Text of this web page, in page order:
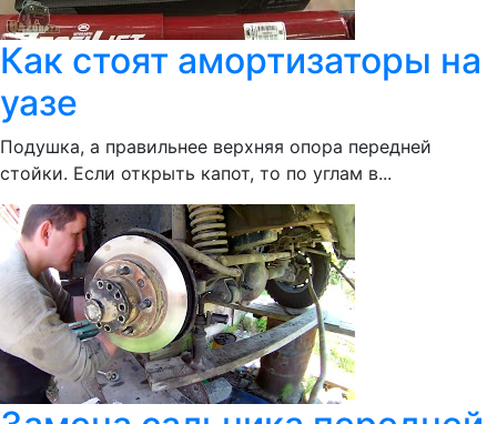
Как стоят амортизаторы на
уазе
Подушка, а правильнее верхняя опора передней
стойки. Если открыть капот, то по углам в...